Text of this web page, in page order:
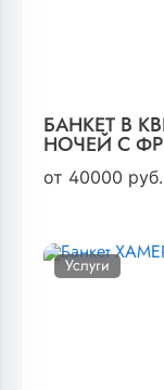
БАНКЕТ В
НОЧЕЙ С
от 40000 руб.
Услуги